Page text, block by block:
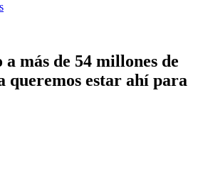
más de 54 millones de
queremos estar ahí para